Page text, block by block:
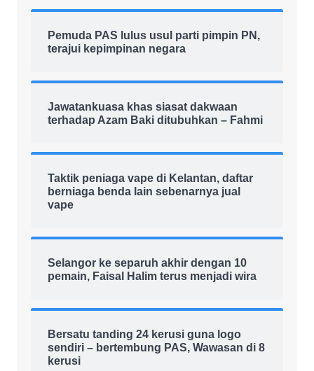
Pemuda PAS lulus usul parti pimpin PN,
terajui kepimpinan negara
Jawatankuasa khas siasat dakwaan
terhadap Azam Baki ditubuhkan – Fahmi
Taktik peniaga vape di Kelantan, daftar
berniaga benda lain sebenarnya jual
vape
Selangor ke separuh akhir dengan 10
pemain, Faisal Halim terus menjadi wira
Bersatu tanding 24 kerusi guna logo
sendiri – bertembung PAS, Wawasan di 8
kerusi